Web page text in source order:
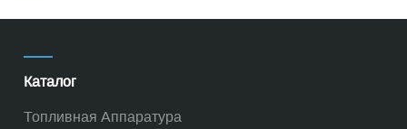
Каталог
Топливная Аппаратура